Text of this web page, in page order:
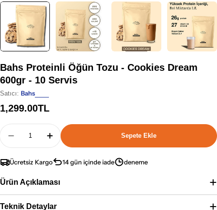
Bahs Proteinli Öğün Tozu - Cookies Dream
600gr - 10 Servis
Satıcı: Bahs
Normal
1,299.00TL
Adet
Bahs Proteinli Öğün Tozu - Cookies Dream
Bahs Proteinli Öğün Tozu - Cookies
Sepete Ekle
Ücretsiz Kargo 14 gün içinde iade deneme
Ürün Açıklaması
Teknik Detaylar